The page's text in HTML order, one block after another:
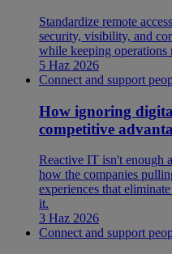
Standardize remote
security, visibility, and
while keeping operations
5 Haz 2026
Connect and support
How ignoring
competitive
Reactive IT isn't enough
how the companies
experiences that
it.
3 Haz 2026
Connect and support